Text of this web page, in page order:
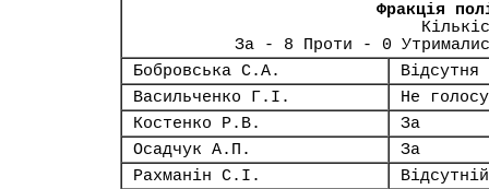
Фракція
За - 8 Проти - 0
Бобровська С.А.
Відсутня
Васильченко Г.І.
Не
Костенко Р.В.
За
Осадчук А.П.
За
Рахманін С.І.
Відсутній